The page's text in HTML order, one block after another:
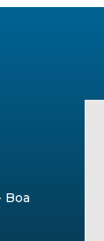
Boa